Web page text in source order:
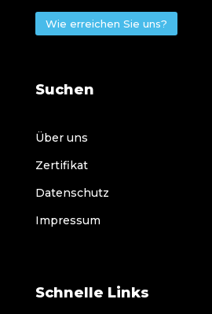
Wie erreichen Sie uns?
Suchen
Über uns
Zertifikat
Datenschutz
Impressum
Schnelle Links